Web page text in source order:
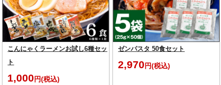
こんにゃくラーメンお試し6種セッ
ト
1,000 円(税込)
ゼンパスタ 50食セット
2,970 円(税込)